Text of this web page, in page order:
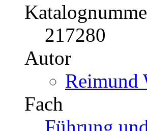
217280
Autor
Reimund
Fach
Führung